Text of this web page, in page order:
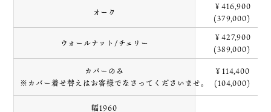
オーク
￥416,900
(379,000)
ウォールナット/チェリー
￥427,900
(389,000)
カバーのみ
※カバー着せ替えはお客様でなさってくださいませ。
￥114,400
(104,000)
幅1960